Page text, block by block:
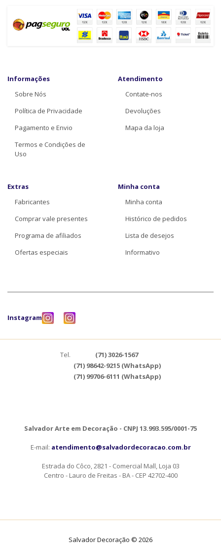
Informações
Sobre Nós
Política de Privacidade
Pagamento e Envio
Termos e Condições de
Uso
Atendimento
Contate-nos
Devoluções
Mapa da loja
Extras
Fabricantes
Comprar vale presentes
Programa de afiliados
Ofertas especiais
Minha conta
Minha conta
Histórico de pedidos
Lista de desejos
Informativo
Instagram
Tel.
(71) 3026-1567
(71) 98642-9215 (WhatsApp)
(71) 99706-6111 (WhatsApp)
Salvador Arte em Decoração - CNPJ 13.993.595/0001-75
E-mail: atendimento@salvadordecoracao.com.br
Estrada do Côco, 2821 - Comercial Mall, Loja 03
Centro - Lauro de Freitas - BA - CEP 42702-400
Salvador Decoração © 2026